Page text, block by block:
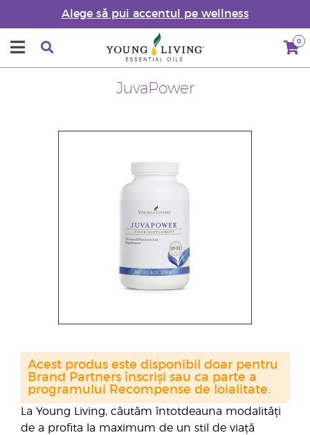
Alege să pui accentul pe wellness
0
JuvaPower
La Young Living, căutăm întotdeauna modalități
de a profita la maximum de un stil de viață
Acest produs este disponibil doar pentru
Brand Partners înscriși sau ca parte a
programului Recompense de loialitate.